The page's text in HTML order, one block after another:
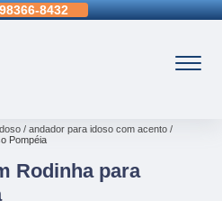
98366-8432 (15)3326-9334
andador para idoso com acento
Pompéia
Rodinha para